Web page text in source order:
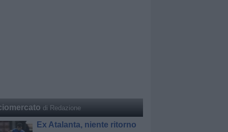
di Redazione
Ex Atalanta, niente ritorno